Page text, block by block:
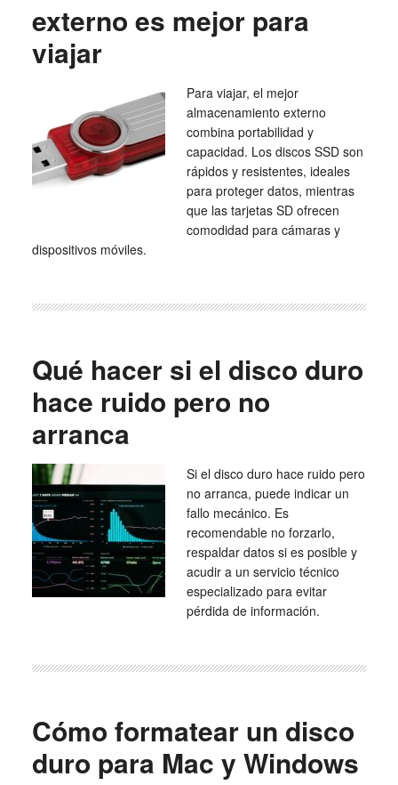
externo es mejor para
viajar
Para viajar, el mejor
almacenamiento externo
combina portabilidad y
capacidad. Los discos SSD son
rápidos y resistentes, ideales
para proteger datos, mientras
que las tarjetas SD ofrecen
comodidad para cámaras y
dispositivos móviles.
Qué hacer si el disco duro
hace ruido pero no
arranca
Si el disco duro hace ruido pero
no arranca, puede indicar un
fallo mecánico. Es
recomendable no forzarlo,
respaldar datos si es posible y
acudir a un servicio técnico
especializado para evitar
pérdida de información.
Cómo formatear un disco
duro para Mac y Windows